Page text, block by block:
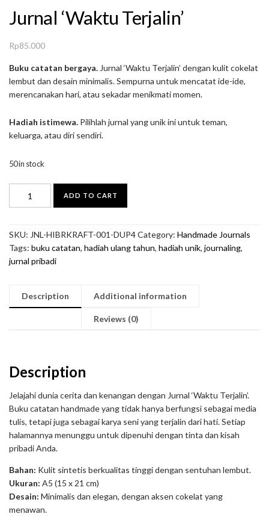
Jurnal ‘Waktu Terjalin’
Rp85.000
Buku catatan bergaya. Jurnal ‘Waktu Terjalin’ dengan kulit cokelat
lembut dan desain minimalis. Sempurna untuk mencatat ide-ide,
merencanakan hari, atau sekadar menikmati momen.
Hadiah istimewa. Pilihlah jurnal yang unik ini untuk teman,
keluarga, atau diri sendiri.
50 in stock
'Waktu
ADD TO CART
SKU: JNL-HIBRKRAFT-001-DUP4Category: Handmade Journals
Tags: buku catatan, hadiah ulang tahun, hadiah unik, journaling,
jurnal pribadi
Description Additional information
Reviews (0)
Description
Jelajahi dunia cerita dan kenangan dengan Jurnal ‘Waktu Terjalin’.
Buku catatan handmade yang tidak hanya berfungsi sebagai media
tulis, tetapi juga sebagai karya seni yang terjalin dari hati. Setiap
halamannya menunggu untuk dipenuhi dengan tinta dan kisah
pribadi Anda.
Bahan: Kulit sintetis berkualitas tinggi dengan sentuhan lembut.
Ukuran: A5 (15 x 21 cm)
Desain: Minimalis dan elegan, dengan aksen cokelat yang
menawan.